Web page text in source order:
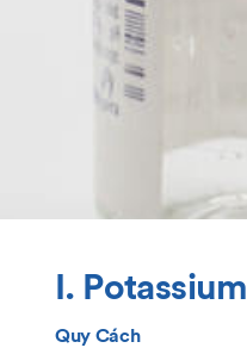
I.
Quy Cách